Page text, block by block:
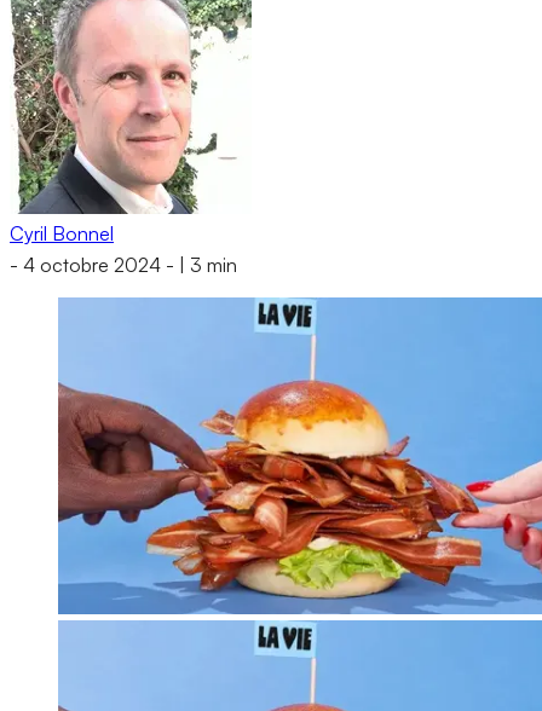
Cyril Bonnel
- 4 octobre 2024 - 3 min